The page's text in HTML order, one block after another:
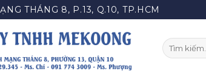
THÁNG 8, P.13, Q.10, TP.HCM
Tìm
kiếm: